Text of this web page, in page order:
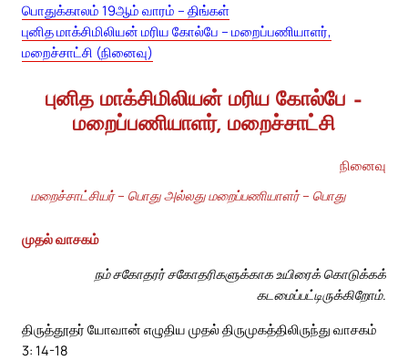
பொதுக்காலம் 19ஆம் வாரம் – திங்கள்
புனித மாக்சிமிலியன் மரிய கோல்பே – மறைப்பணியாளர்,
மறைச்சாட்சி (நினைவு)
புனித மாக்சிமிலியன் மரிய கோல்பே –
மறைப்பணியாளர், மறைச்சாட்சி
நினைவு
மறைச்சாட்சியர் – பொது அல்லது மறைப்பணியாளர் – பொது
முதல் வாசகம்
நம் சகோதரர் சகோதரிகளுக்காக உயிரைக் கொடுக்கக்
கடமைப்பட்டிருக்கிறோம்.
திருத்தூதர் யோவான் எழுதிய முதல் திருமுகத்திலிருந்து வாசகம்
3: 14-18